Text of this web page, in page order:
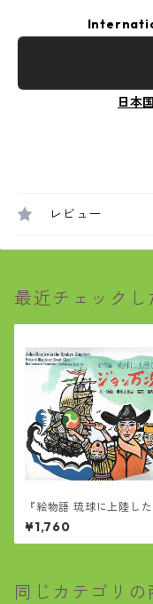
日本
レビュー
最近チェックし
『絵物語 琉球に上陸した
ン万次郎』
¥1,760
同じカテゴリの